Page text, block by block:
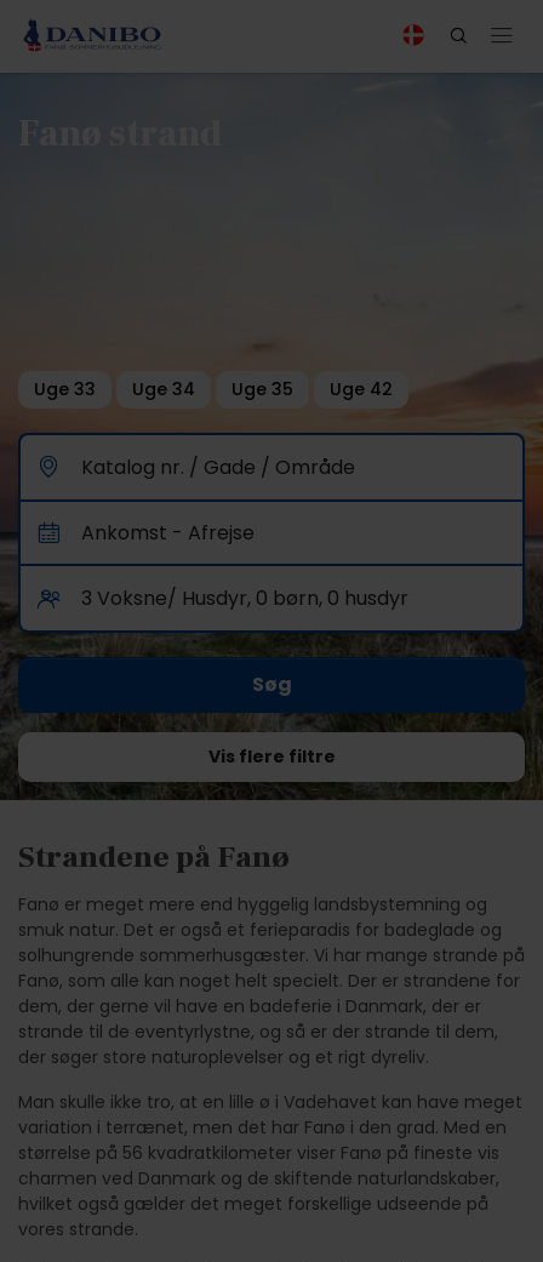
Uge 33 Uge 34 Uge 35 Uge 42
Vis flere filtre
Strandene på Fanø
Fanø er meget mere end hyggelig landsbystemning og
smuk natur. Det er også et ferieparadis for badeglade og
solhungrende sommerhusgæster. Vi har mange strande på
Fanø, som alle kan noget helt specielt. Der er strandene for
dem, der gerne vil have en badeferie i Danmark, der er
strande til de eventyrlystne, og så er der strande til dem,
der søger store naturoplevelser og et rigt dyreliv.
Man skulle ikke tro, at en lille ø i Vadehavet kan have meget
variation i terrænet, men det har Fanø i den grad. Med en
størrelse på 56 kvadratkilometer viser Fanø på fineste vis
charmen ved Danmark og de skiftende naturlandskaber,
hvilket også gælder det meget forskellige udseende på
vores strande.